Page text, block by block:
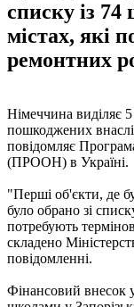
списку із
містах, які
ремонтних
Німеччина виділяє
пошкоджених
повідомляє
(ПРООН) в Україні.
"Перші об'єкти, де
було обрано зі
потребують
складено
повідомленні.
Фінансовий внесок